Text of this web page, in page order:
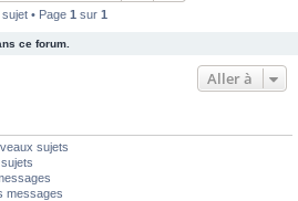
sujet • Page 1 sur 1
ce forum.
Aller à
sujets
messages